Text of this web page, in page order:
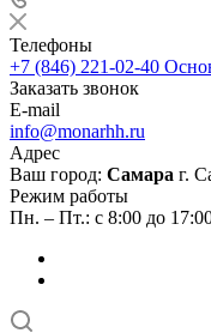
Телефоны
+7 (846) 221-02-40
Заказать звонок
E-mail
info@monarhh.ru
Адрес
Ваш город: Самара г.
Режим работы
Пн. – Пт.: с 8:00 до